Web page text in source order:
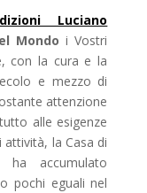
Luciano
Mondo i Vostri
con la cura e la
e mezzo di
attenzione
alle esigenze
attività, la Casa di
ha accumulato
pochi eguali nel